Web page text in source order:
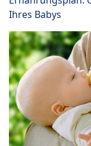
Ihres Babys